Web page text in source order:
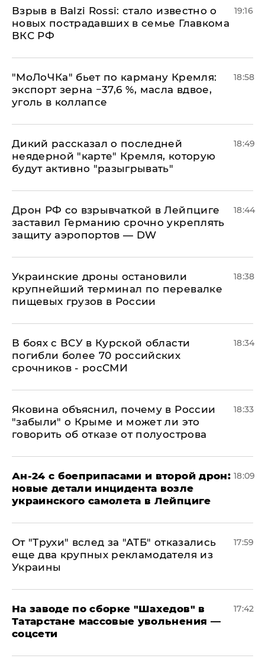
Взрыв в Balzi Rossi: стало известно о
новых пострадавших в семье Главкома
ВКС РФ
19:16
​"МоЛоЧКа" бьет по карману Кремля:
экспорт зерна −37,6 %, масла вдвое,
уголь в коллапсе
18:58
Дикий рассказал о последней
неядерной "карте" Кремля, которую
будут активно "разыгрывать"
18:49
​Дрон РФ со взрывчаткой в Лейпциге
заставил Германию срочно укреплять
защиту аэропортов — DW
18:44
Украинские дроны остановили
крупнейший терминал по перевалке
пищевых грузов в России
18:38
В боях с ВСУ в Курской области
погибли более 70 российских
срочников - росСМИ
18:34
Яковина объяснил, почему в России
"забыли" о Крыме и может ли это
говорить об отказе от полуострова
18:33
Ан-24 с боеприпасами и второй дрон:
новые детали инцидента возле
украинского самолета в Лейпциге
18:09
От "Трухи" вслед за "АТБ" отказались
еще два крупных рекламодателя из
Украины
17:59
На заводе по сборке "Шахедов" в
Татарстане массовые увольнения —
соцсети
17:42